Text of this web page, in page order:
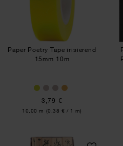
Paper Poetry Tape irisierend
15mm 10m
3,79 €
Inhalt:
10,00 m (0,38 € / 1 m)
Paper Poetry